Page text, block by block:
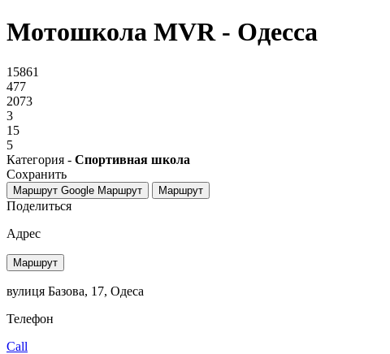
Мотошкола MVR - Одесса
15861
477
2073
3
15
5
Категория - Спортивная школа
Сохранить
Маршрут Google Маршрут Маршрут
Поделиться
Адрес
Маршрут
вулиця Базова, 17, Одеса
Телефон
Call